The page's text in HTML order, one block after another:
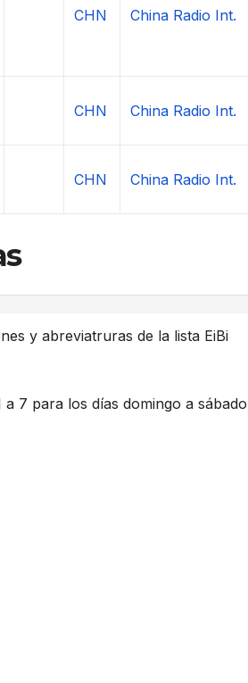
CHN China Radio Int.
CHN China Radio Int.
CHN China Radio Int.
y abreviatruras de la lista EiBi
7 para los días domingo a